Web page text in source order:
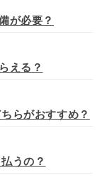
が必要？
える？
らがおすすめ？
うの？